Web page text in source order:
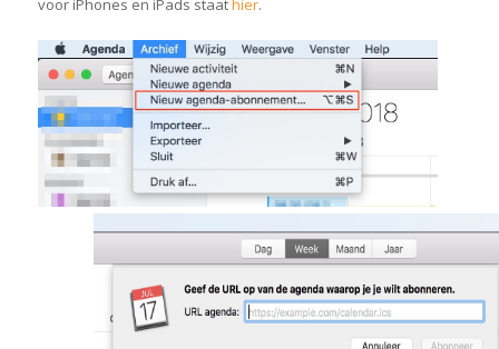
voor iPhones en iPads staat hier.